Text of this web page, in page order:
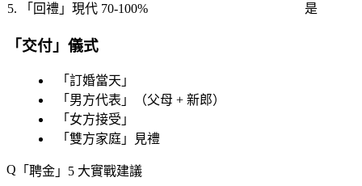
5. 「 回禮 」現代 70-100% 是
「交付 」儀式
「 訂婚當天 」
「 男方代表 」（父母 + 新郎）
「 女方接受 」
「 雙方家庭 」見禮
「 聘金 」5 大實戰建議